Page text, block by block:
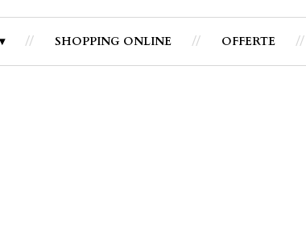
SHOPPING ONLINE OFFERTE